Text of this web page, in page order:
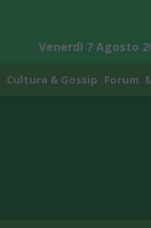
Venerdì 7 Agosto
Cultura & Gossip Forum